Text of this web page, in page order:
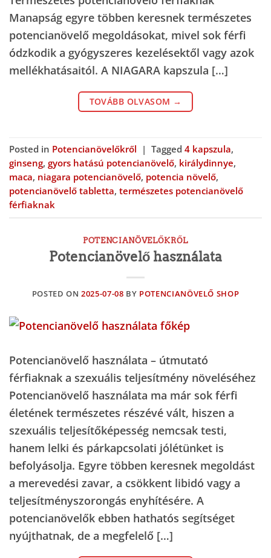
Manapság egyre többen keresnek természetes
potencianövelő megoldásokat, mivel sok férfi
ódzkodik a gyógyszeres kezelésektől vagy azok
mellékhatásaitól. A NIAGARA kapszula […]
TOVÁBB OLVASOM →
Posted in Potencianövelőkről | Tagged 4 kapszula,
ginseng, gyors hatású potencianövelő, királydinnye,
maca, niagara potencianövelő, potencia növelő,
potencianövelő tabletta, természetes potencianövelő
férfiaknak
POTENCIANÖVELŐKRŐL
Potencianövelő használata
POSTED ON2025-07-08 BY POTENCIANÖVELŐ SHOP
Potencianövelő használata – útmutató
férfiaknak a szexuális teljesítmény növeléséhez
Potencianövelő használata ma már sok férfi
életének természetes részévé vált, hiszen a
szexuális teljesítőképesség nemcsak testi,
hanem lelki és párkapcsolati jólétünket is
befolyásolja. Egyre többen keresnek megoldást
a merevedési zavar, a csökkent libidó vagy a
teljesítményszorongás enyhítésére. A
potencianövelők ebben hathatós segítséget
nyújthatnak, de a megfelelő […]